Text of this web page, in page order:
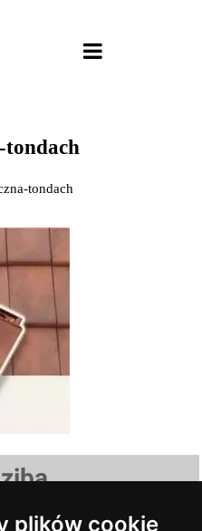
plików cookie
tondach
tondach
38-460 KROSNO